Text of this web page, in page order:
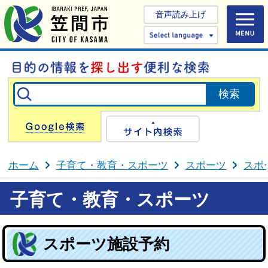
音声読み上げ
Select
Google検索
ホーム 子育て・教育・スポーツ スポーツ スポ
子育て・教育・スポーツ
スポーツ施設予約